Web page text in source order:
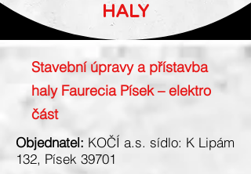
HALY
Stavební úpravy a přístavba
haly Faurecia Písek – elektro
část
Objednatel: KOČÍ a.s. sídlo: K Lipám
132, Písek 39701